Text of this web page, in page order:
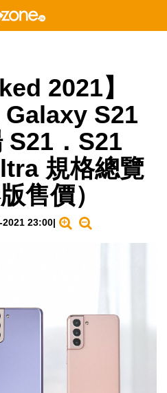
2021】
S21
S21．S21
規格總覽
售價）
2021 23:00|